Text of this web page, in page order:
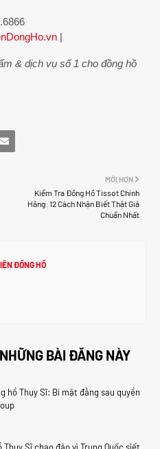
|
& dịch vụ số 1 cho đồng hồ
MỚI HƠN
Kiểm Tra Đồng Hồ Tissot Chính
Hãng: 12 Cách Nhận Biết Thật Giả
Chuẩn Nhất
ĐỒNG HỒ
BÀI ĐĂNG NÀY
hồ Thụy Sĩ: Bí mật đằng sau quyền